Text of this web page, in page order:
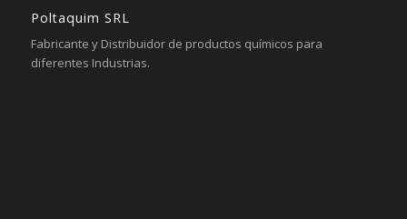
Poltaquim SRL
Fabricante y Distribuidor de productos químicos para
diferentes Industrias.